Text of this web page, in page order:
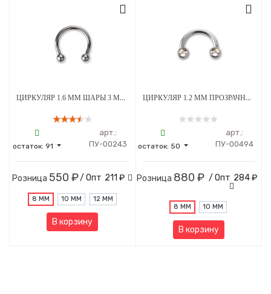
ЦИРКУЛЯР 1.6 ММ ШАРЫ 3 ММ ВНУТРЕННЯЯ РЕЗЬБА ТИТАН
остаток: 91
арт.:
ПУ-00243
Розница 550 ₽/ Опт 211 ₽
8 ММ 10 ММ 12 ММ
В корзину
ЦИРКУЛЯР 1.2 ММ ПРОЗРАЧНЫЕ СТРАЗЫ 3 ММ ВНУТРЕННЯЯ РЕЗЬБА ТИТАН
остаток: 50
арт.:
ПУ-00494
Розница 880 ₽ / Опт 284 ₽
8 ММ 10 ММ
В корзину